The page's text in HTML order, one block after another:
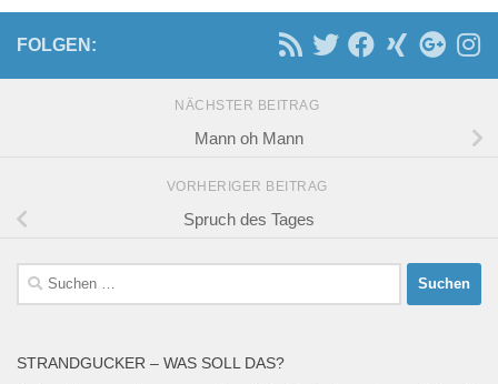
FOLGEN:
NÄCHSTER BEITRAG
Mann oh Mann
VORHERIGER BEITRAG
Spruch des Tages
Suchen
nach:
STRANDGUCKER – WAS SOLL DAS?